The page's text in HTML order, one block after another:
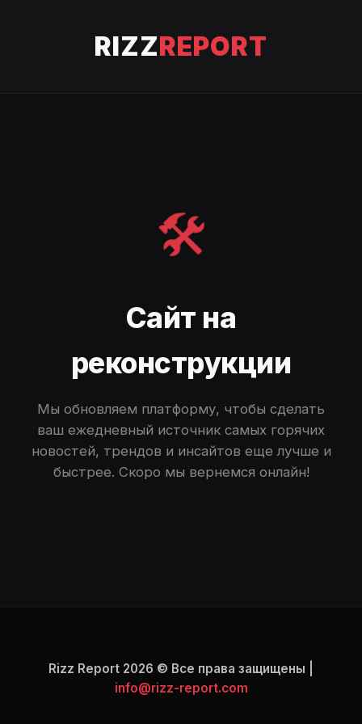
RIZZREPORT
🛠️
Сайт на
реконструкции
Мы обновляем платформу, чтобы сделать
ваш ежедневный источник самых горячих
новостей, трендов и инсайтов еще лучше и
быстрее. Скоро мы вернемся онлайн!
Rizz Report 2026 © Все права защищены |
info@rizz-report.com